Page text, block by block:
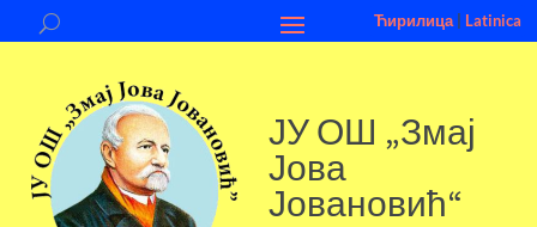
Ћирилица| Latinica
ЈУ ОШ „Змај
Јова
Јовановић“